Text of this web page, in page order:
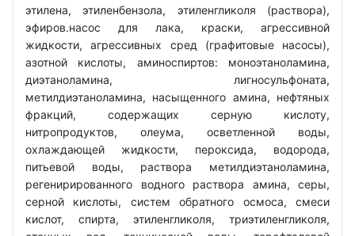
этилена, этиленбензола, этиленгликоля (раствора),
эфиров.насос для лака, краски, агрессивной
жидкости, агрессивных сред (графитовые насосы),
азотной кислоты, аминоспиртов: моноэтаноламина,
диэтаноламина, лигносульфоната,
метилдиэтаноламина, насыщенного амина, нефтяных
фракций, содержащих серную кислоту,
нитропродуктов, олеума, осветленной воды,
охлаждающей жидкости, пероксида, водорода,
питьевой воды, раствора метилдиэтаноламина,
регенирированного водного раствора амина, серы,
серной кислоты, систем обратного осмоса, смеси
кислот, спирта, этиленгликоля, триэтиленгликоля,